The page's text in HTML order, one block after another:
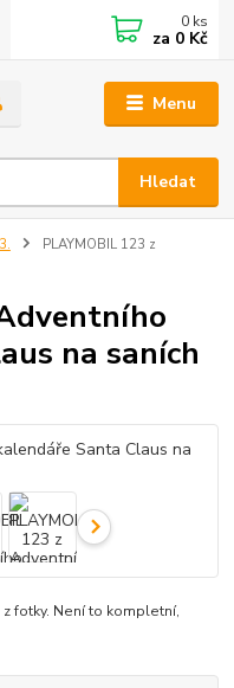
Menu
Hledat
0 ks
za 0 Kč
PLAYMOBIL 123 z
na saních
fotky. Není to kompletní,